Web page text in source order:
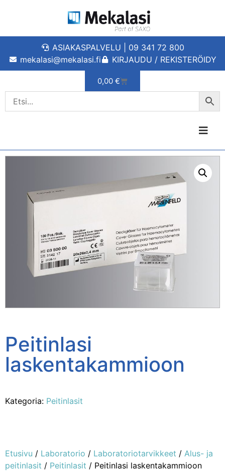
ASIAKASPALVELU | 09 341 72 800
mekalasi@mekalasi.fi
KIRJAUDU / REKISTERÖIDY
0,00 €
Peitinlasi
laskentakammioon
Kategoria: Peitinlasit
Etusivu / Laboratorio / Laboratoriotarvikkeet / Alus- ja
peitinlasit / Peitinlasit / Peitinlasi laskentakammioon